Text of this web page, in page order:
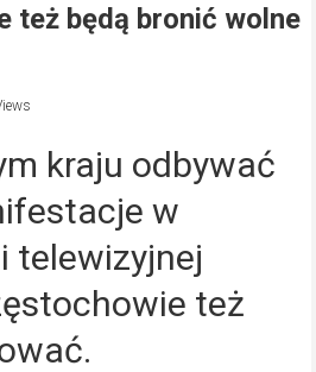
też będą bronić wolne
kraju odbywać
w
telewizyjnej
też